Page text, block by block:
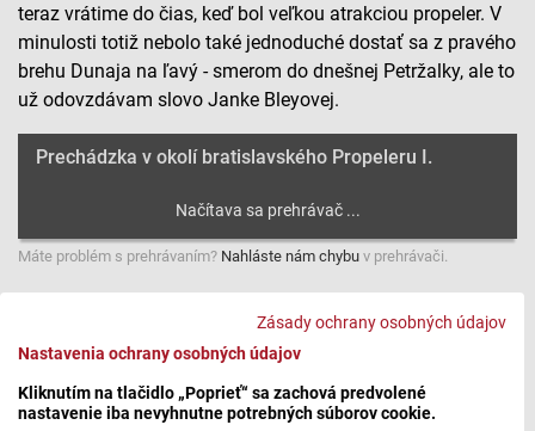
Zásady ochrany osobných údajov
Nastavenia ochrany osobných údajov
Kliknutím na tlačidlo „Poprieť“ sa zachová predvolené
nastavenie iba nevyhnutne potrebných súborov cookie.
teraz vrátime do čias, keď bol veľkou atrakciou propeler. V
minulosti totiž nebolo také jednoduché dostať sa z pravého
brehu Dunaja na ľavý - smerom do dnešnej Petržalky, ale to
už odovzdávam slovo Janke Bleyovej.
Prechádzka v okolí bratislavského Propeleru I.
Máte problém s prehrávaním? Nahláste nám chybu v prehrávači.
Dunaja, ktoré je nielen počas slnečného víkendu, ale aj vo
všedné dni - plné športovcov behajúcich za zdravím a
dobrou kondíciou. My sme sa s vlastivedným sprievodcom
Petrom Malaschitzom, pred chvíľou, vrátili do rokov, keď